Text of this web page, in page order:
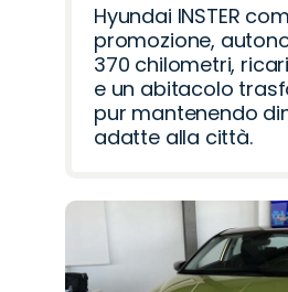
Hyundai INSTER
promozione,
370 chilometri,
e un abitacolo
pur mantenendo
adatte alla città.